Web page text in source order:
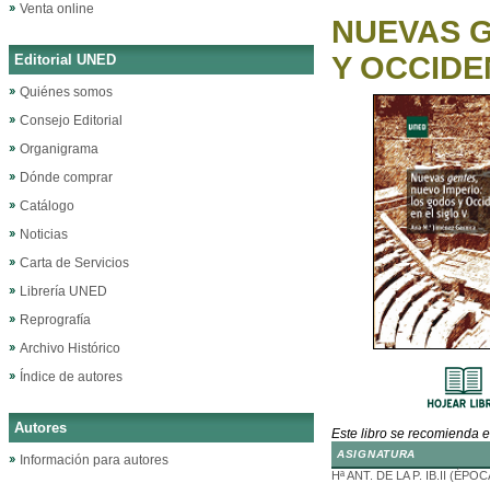
Venta online
Editorial UNED
Quiénes somos
Consejo Editorial
Organigrama
Dónde comprar
Catálogo
Noticias
Carta de Servicios
Librería UNED
Reprografía
Archivo Histórico
Índice de autores
Autores
Información para autores
NUEVAS
Y
Este libro se recomienda
ASIGNATURA
Hª ANT. DE LA P. IB.II